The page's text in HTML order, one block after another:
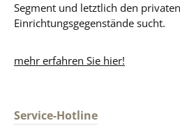
Segment und letztlich den
Einrichtungsgegenstände sucht.
mehr erfahren Sie hier!
Service-Hotline